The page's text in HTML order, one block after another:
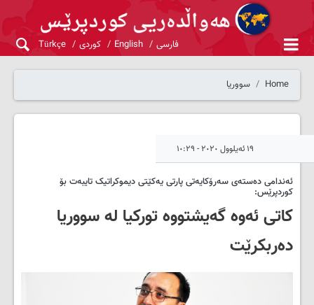
فارسی English کوردی Türkçe
Home سووریا
١٩ ئەیلوول ٢٠٢٠ - ١٠:٢٩
ئەندامی دەستەی سەرۆکایەتی پارتی یەکێتی دیموکراتیک تایبەت بۆ
کوردپرێس:
کاتی ئەوە گەیشتووە تورکیا لە سووریا
دەربکرێت